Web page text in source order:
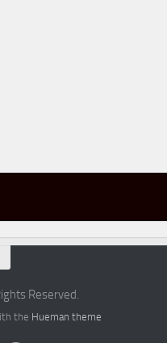
Reserved.
the Hueman theme